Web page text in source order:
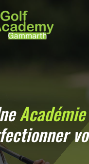
Académie